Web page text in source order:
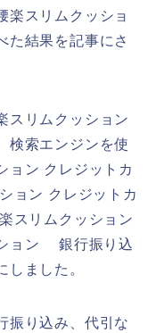
楽スリムクッショ
た結果を記事にさ
スリムクッション
検索エンジンを使
ョン クレジットカ
ョン クレジットカ
スリムクッション
ョン 銀行振り込
ました。
振り込み、代引な